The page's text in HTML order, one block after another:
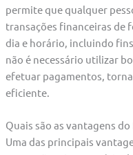
permite que qualquer
transações financeiras de
dia e horário, incluindo fins
não é necessário utilizar
efetuar pagamentos,
eficiente.
Quais são as vantagens do
Uma das principais